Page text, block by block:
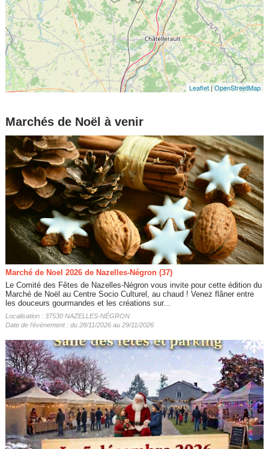
Leaflet |OpenStreetMap
Marchés de Noël à venir
Marché de Noel 2026 de Nazelles-Négron (37)
Le Comité des Fêtes de Nazelles-Négron vous invite pour cette édition du
Marché de Noël au Centre Socio Culturel, au chaud ! Venez flâner entre
les douceurs gourmandes et les créations sur...
Localisation : 37530 NAZELLES-NÉGRON
Date de l'évènement : du 28/11/2026 au 29/11/2026